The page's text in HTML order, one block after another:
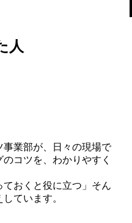
人
事業部が、日々の現場で
コツを、わかりやすく
ておくと役に立つ」そん
ています。